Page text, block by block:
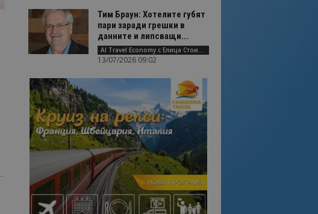
Тим Браун: Хотелите губят
пари заради грешки в
данните и липсващи...
AI Travel Economy с Елица Стоилова
13/07/2026 09:02